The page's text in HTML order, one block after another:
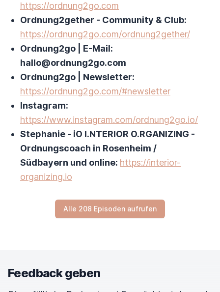
https://ordnung2go.com
Ordnung2gether - Community & Club:
https://ordnung2go.com/ordnung2gether/
Ordnung2go | E-Mail:
hallo@ordnung2go.com
Ordnung2go | Newsletter:
https://ordnung2go.com/#newsletter
Instagram:
https://www.instagram.com/ordnung2go.io/
Stephanie - iO I.NTERIOR O.RGANIZING -
Ordnungscoach in Rosenheim /
Südbayern und online: https://interior-
organizing.io
Alle 208 Episoden aufrufen
Feedback geben